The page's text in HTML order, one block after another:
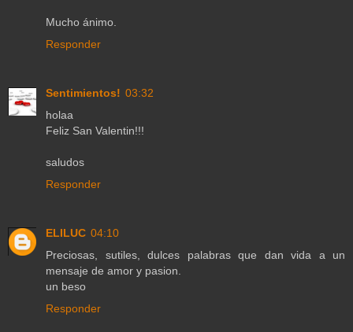
Mucho ánimo.
Responder
Sentimientos! 03:32
holaa
Feliz San Valentin!!!
saludos
Responder
ELILUC 04:10
Preciosas, sutiles, dulces palabras que dan vida a un
mensaje de amor y pasion.
un beso
Responder